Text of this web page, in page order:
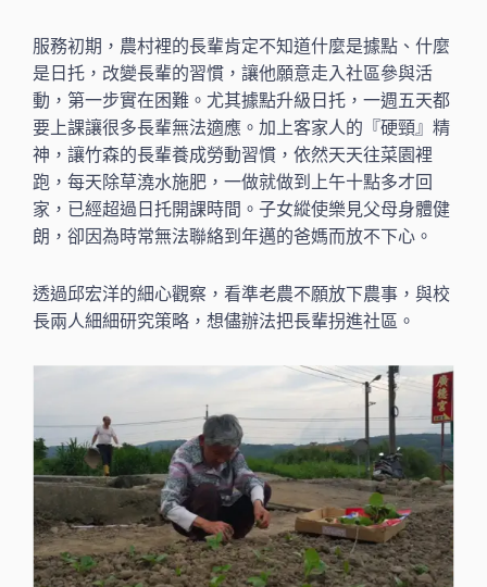
服務初期，農村裡的長輩肯定不知道什麼是據點、什麼
是日托，改變長輩的習慣，讓他願意走入社區參與活
動，第一步實在困難。尤其據點升級日托，一週五天都
要上課讓很多長輩無法適應。加上客家人的『硬頸』精
神，讓竹森的長輩養成勞動習慣，依然天天往菜園裡
跑，每天除草澆水施肥，一做就做到上午十點多才回
家，已經超過日托開課時間。子女縱使樂見父母身體健
朗，卻因為時常無法聯絡到年邁的爸媽而放不下心。
透過邱宏洋的細心觀察，看準老農不願放下農事，與校
長兩人細細研究策略，想儘辦法把長輩拐進社區。